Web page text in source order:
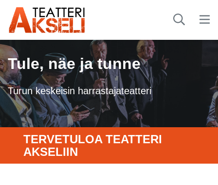
Tule, näe ja tunne
Turun keskeisin harrastajateatteri
TERVETULOA TEATTERI
AKSELIIN